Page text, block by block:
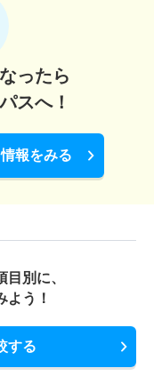
ったら
スへ！
報をみる
別に、
よう！
する